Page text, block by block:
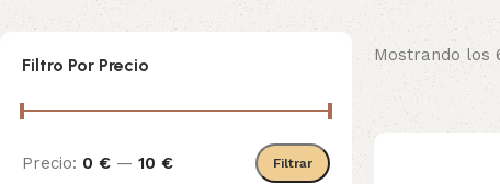
Filtro Por Precio
Filtrar
Precio: 0 € — 10 €
Mostrando los